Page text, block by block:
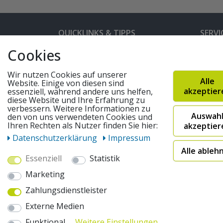
QUICKLINKS & TIPPS
Kunden-Login
Partnerprogramm
Marken
FAQ
Widerruf absenden
© 2026 pentagonsports.de
Daten­schutz­erklärung
* Alle Preise inkl. gesetzlicher Mehrwertsteuer zuzüglich
"Sofort verfügbar") | 2Versandkostenfrei nach
Cookies
Wir nutzen Cookies auf unserer
Website. Einige von diesen sind
essenziell, während andere uns helfen,
diese Website und Ihre Erfahrung zu
verbessern. Weitere Informationen zu
den von uns verwendeten Cookies und
Ihren Rechten als Nutzer finden Sie hier:
Daten­schutz­erklärung
Impressum
Essenziell
Statistik
Marketing
Zahlungsdienstleister
Externe Medien
Alle
Auswahl
Alle